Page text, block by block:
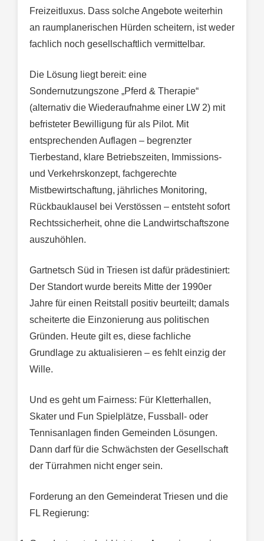
Freizeitluxus. Dass solche Angebote weiterhin
an raumplanerischen Hürden scheitern, ist weder
fachlich noch gesellschaftlich vermittelbar.
Die Lösung liegt bereit: eine
Sondernutzungszone „Pferd & Therapie“
(alternativ die Wiederaufnahme einer LW 2) mit
befristeter Bewilligung für als Pilot. Mit
entsprechenden Auflagen – begrenzter
Tierbestand, klare Betriebszeiten, Immissions-
und Verkehrskonzept, fachgerechte
Mistbewirtschaftung, jährliches Monitoring,
Rückbauklausel bei Verstössen – entsteht sofort
Rechtssicherheit, ohne die Landwirtschaftszone
auszuhöhlen.
Gartnetsch Süd in Triesen ist dafür prädestiniert:
Der Standort wurde bereits Mitte der 1990er
Jahre für einen Reitstall positiv beurteilt; damals
scheiterte die Einzonierung aus politischen
Gründen. Heute gilt es, diese fachliche
Grundlage zu aktualisieren – es fehlt einzig der
Wille.
Und es geht um Fairness: Für Kletterhallen,
Skater und Fun Spielplätze, Fussball- oder
Tennisanlagen finden Gemeinden Lösungen.
Dann darf für die Schwächsten der Gesellschaft
der Türrahmen nicht enger sein.
Forderung an den Gemeinderat Triesen und die
FL Regierung: